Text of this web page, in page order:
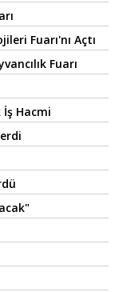
Fuarı'nı Açtı
Fuarı
Hacmi